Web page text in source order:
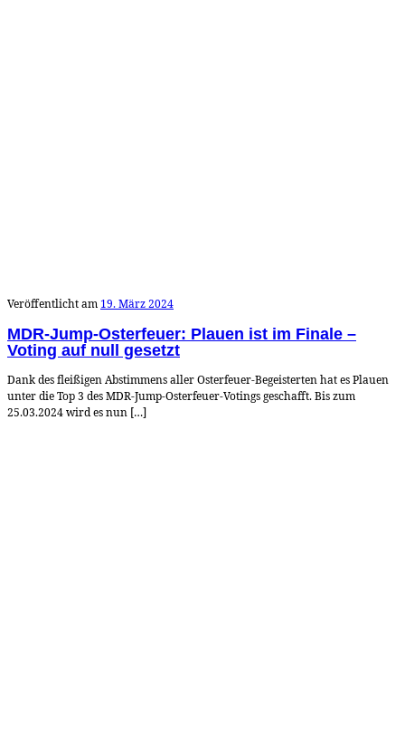
Veröffentlicht am 19. März 2024
MDR-Jump-Osterfeuer: Plauen ist im Finale –
Voting auf null gesetzt
Dank des fleißigen Abstimmens aller Osterfeuer-Begeisterten hat es Plauen
unter die Top 3 des MDR-Jump-Osterfeuer-Votings geschafft. Bis zum
25.03.2024 wird es nun […]